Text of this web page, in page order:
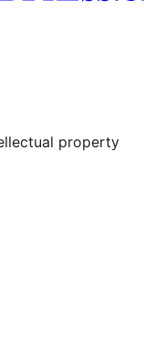
property